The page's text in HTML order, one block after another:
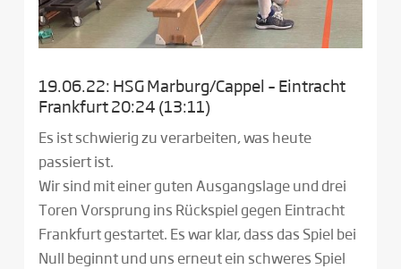
19.06.22: HSG Marburg/Cappel – Eintracht
Frankfurt 20:24 (13:11)
Es ist schwierig zu verarbeiten, was heute
passiert ist.
Wir sind mit einer guten Ausgangslage und drei
Toren Vorsprung ins Rückspiel gegen Eintracht
Frankfurt gestartet. Es war klar, dass das Spiel bei
Null beginnt und uns erneut ein schweres Spiel